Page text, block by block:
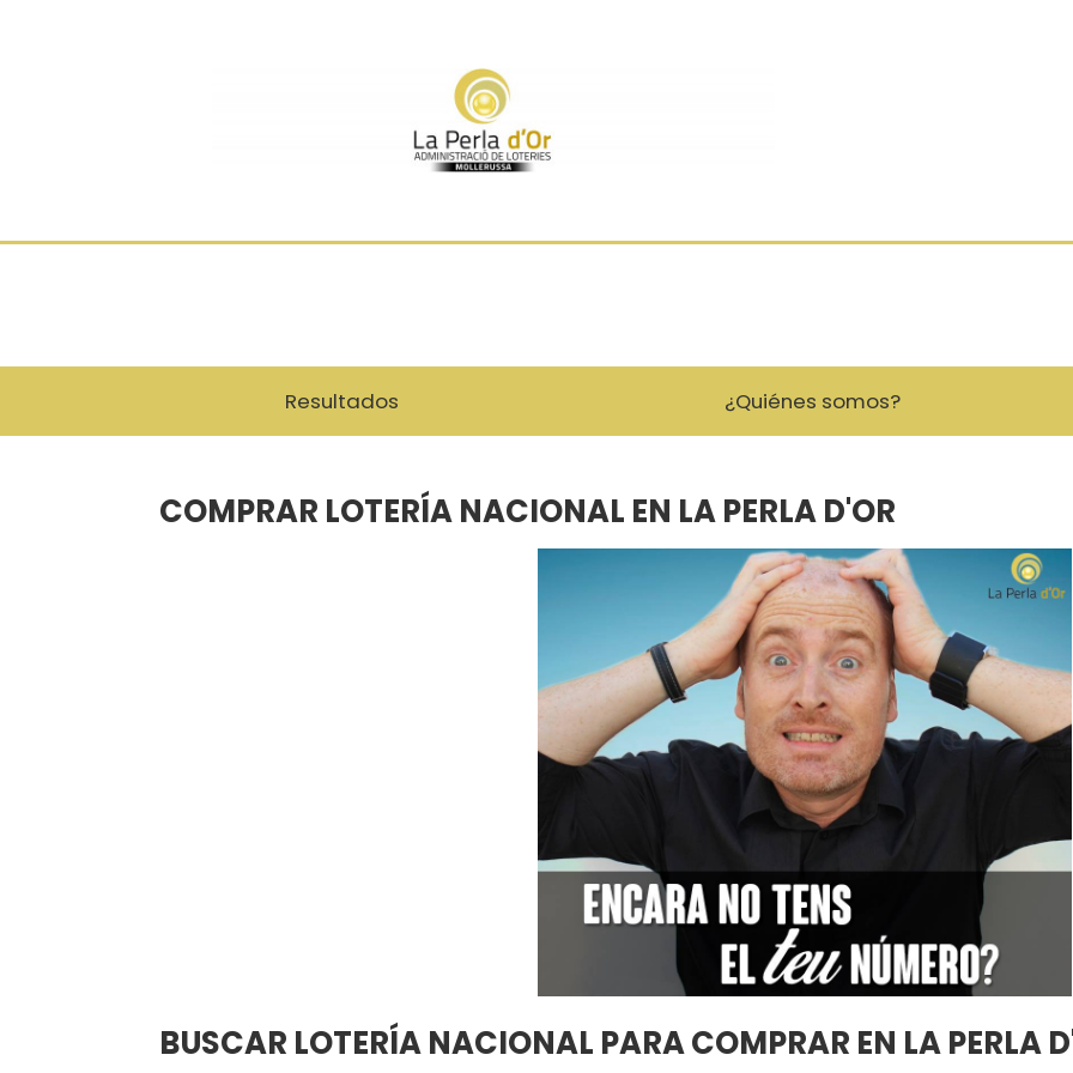
Resultados ¿Quiénes somos?
COMPRAR LOTERÍA NACIONAL EN LA PERLA D'OR
BUSCAR LOTERÍA NACIONAL PARA COMPRAR EN LA PERLA